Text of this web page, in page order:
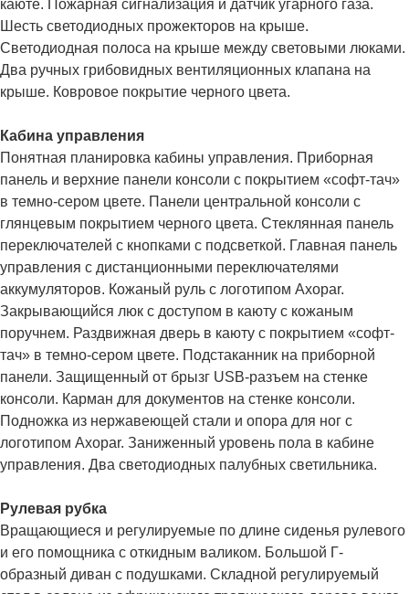
каюте. Пожарная сигнализация и датчик угарного газа.
Шесть светодиодных прожекторов на крыше.
Светодиодная полоса на крыше между световыми люками.
Два ручных грибовидных вентиляционных клапана на
крыше. Ковровое покрытие черного цвета.
Кабина управления
Понятная планировка кабины управления. Приборная
панель и верхние панели консоли с покрытием «софт-тач»
в темно-сером цвете. Панели центральной консоли с
глянцевым покрытием черного цвета. Стеклянная панель
переключателей с кнопками с подсветкой. Главная панель
управления с дистанционными переключателями
аккумуляторов. Кожаный руль с логотипом Axopar.
Закрывающийся люк с доступом в каюту с кожаным
поручнем. Раздвижная дверь в каюту с покрытием «софт-
тач» в темно-сером цвете. Подстаканник на приборной
панели. Защищенный от брызг USB-разъем на стенке
консоли. Карман для документов на стенке консоли.
Подножка из нержавеющей стали и опора для ног с
логотипом Axopar. Заниженный уровень пола в кабине
управления. Два светодиодных палубных светильника.
Рулевая рубка
Вращающиеся и регулируемые по длине сиденья рулевого
и его помощника с откидным валиком. Большой Г-
образный диван с подушками. Складной регулируемый